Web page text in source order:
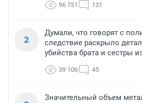
96 751 131
2
Думали, что говорят с
следствие раскрыло
убийства брата и сестры
39 106 45
Значительный объем